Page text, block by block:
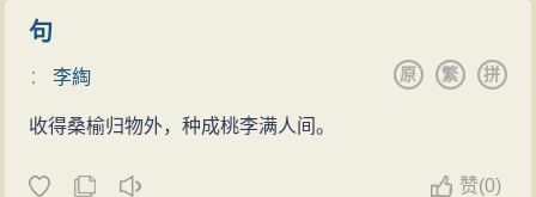
句
：李綯 拼
繁
原
收得桑榆归物外，种成桃李满人间。
赞(0)